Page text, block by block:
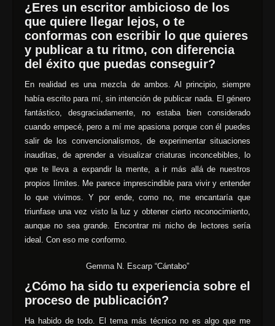
¿Eres un escritor ambicioso de los
que quiere llegar lejos, o te
conformas con escribir lo que quieres
y publicar a tu ritmo, con diferencia
del éxito que puedas conseguir?
En realidad es una mezcla de ambos. Al principio, siempre
había escrito para mí, sin intención de publicar nada. El género
fantástico, desgraciadamente, no estaba bien considerado
cuando empecé, pero a mí me apasiona porque con él puedes
salir de los convencionalismos, de experimentar situaciones
inauditas, de aprender a visualizar criaturas inconcebibles, lo
que te lleva a expandir la mente, a ir más allá de nuestros
propios límites. Me parece imprescindible para vivir y entender
lo que vivimos. Y por ende, como no, me encantaría que
triunfase una vez visto la luz y obtener cierto reconocimiento,
aunque no sea grande. Encontrar mi nicho de lectores sería
ideal. Con eso me conformo.
Gemma N. Escarp “Cántabo”
¿Cómo ha sido tu experiencia sobre el
proceso de publicación?
Ha habido de todo. El tema más técnico no es algo que me